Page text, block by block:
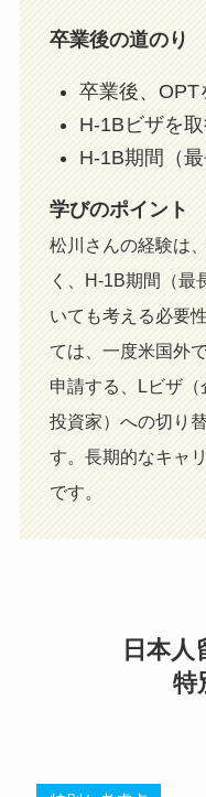
卒業後の道のり
卒業後、OPT
H-1Bビザを
H-1B期間（
学びのポイント
松川さんの経験は
く、H-1B期間（最
いても考える必要
ては、一度米国外
申請する、Lビザ（
投資家）への切り
す。長期的なキャ
です。
日本
特